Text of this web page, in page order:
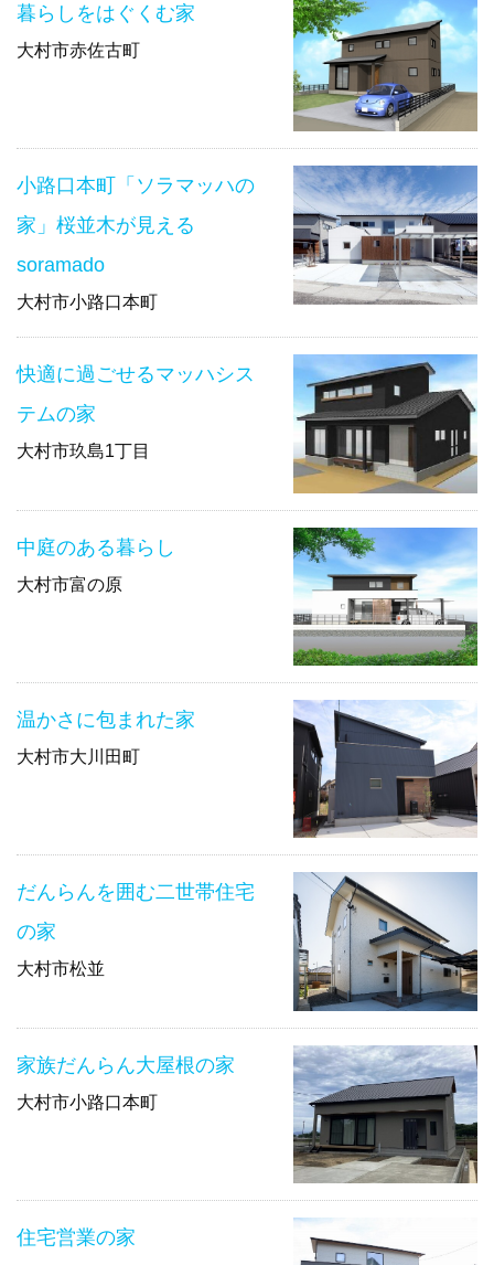
暮らしをはぐくむ家
大村市赤佐古町
小路口本町「ソラマッハの
家」桜並木が見える
soramado
大村市小路口本町
快適に過ごせるマッハシス
テムの家
大村市玖島1丁目
中庭のある暮らし
大村市富の原
温かさに包まれた家
大村市大川田町
だんらんを囲む二世帯住宅
の家
大村市松並
家族だんらん大屋根の家
大村市小路口本町
住宅営業の家